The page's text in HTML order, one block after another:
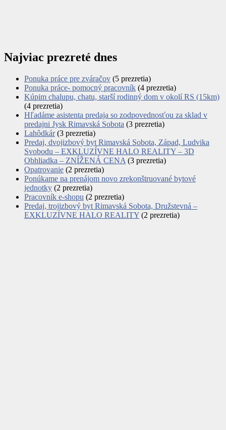
Najviac prezreté dnes
Ponuka práce pre zváračov (5 prezretia)
Ponuka práce- pomocný pracovník (4 prezretia)
Kúpim chalupu, chatu, starší rodinný dom v okolí RS (15km)
(4 prezretia)
Hľadáme asistenta predaja so zodpovednosťou za sklad v
predajni Jysk Rimavská Sobota (3 prezretia)
Lahôdkár(3 prezretia)
Predaj, dvojizbový byt Rimavská Sobota, Západ, Ludvika
Svobodu – EXKLUZÍVNE HALO REALITY – 3D
Obhliadka – ZNÍŽENÁ CENA (3 prezretia)
Opatrovanie (2 prezretia)
Ponúkame na prenájom novo zrekonštruované bytové
jednotky (2 prezretia)
Pracovník e-shopu (2 prezretia)
Predaj, trojizbový byt Rimavská Sobota, Družstevná –
EXKLUZÍVNE HALO REALITY (2 prezretia)